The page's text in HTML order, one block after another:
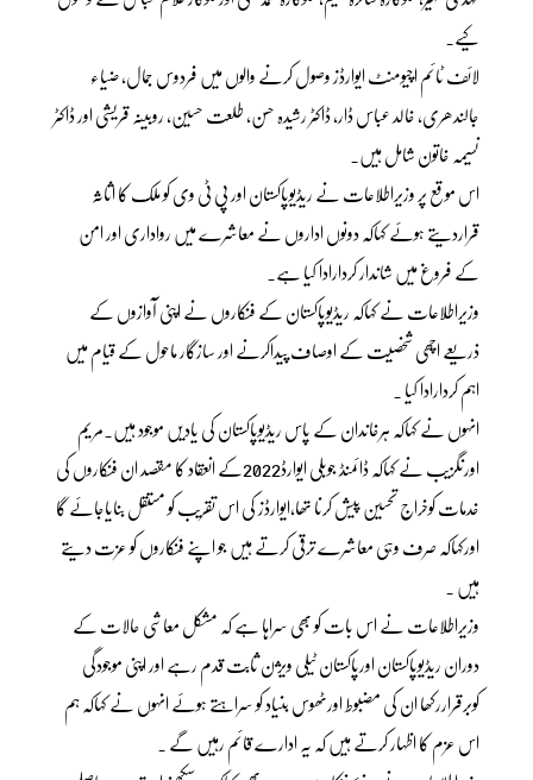
کیے۔
لائف ٹائم اچیومنٹ ایوارڈز وصول کرنے والوں میں فردوس جمال، ضیاء
جالندھری، خالد عباس ڈار، ڈاکٹر رشیدہ حسن، طلعت حسین، روبینہ قریشی اور ڈاکٹر
نسیمہ خاتون شامل ہیں۔
اس موقع پر وزیراطلاعات نے ریڈیوپاکستان اور پی ٹی وی کو ملک کا اثاثہ
قراردیتے ہوئے کہاکہ دونوں اداروں نے معاشرے میں رواداری اور امن
کے فروغ میں شاندار کردارادا کیا ہے۔
وزیراطلاعات نے کہاکہ ریڈیوپاکستان کے فنکاروں نے اپنی آوازوں کے
ذریعے اچھی شخصیت کے اوصاف پیداکرنے اور سازگار ماحول کے قیام میں
اہم کردارادا کیا ۔
انہوں نے کہاکہ ہرخاندان کے پاس ریڈیوپاکستان کی یادیں موجود ہیں۔مریم
اورنگزیب نے کہاکہ ڈائمنڈ جوبلی ایوارڈ2022کے انعقاد کا مقصد ان فنکاروں کی
خدمات کوخراج تحسین پیش کرنا تھا،ایوارڈز کی اس تقریب کو مستقل بنایاجائے گا
اورکہاکہ صرف وہی معاشرے ترقی کرتے ہیں جو اپنے فنکاروں کو عزت دیتے
ہیں ۔
وزیراطلاعات نے اس بات کو بھی سراہا ہے کہ مشکل معاشی حالات کے
دوران ریڈیوپاکستان اورپاکستان ٹیلی ویژن ثابت قدم رہے اور اپنی موجودگی
کوبرقراررکھا ان کی مضبوط اورٹھوس بنیاد کو سراہتے ہوئے انہوں نے کہاکہ ہم
اس عزم کا اظہار کرتے ہیں کہ یہ ادارے قائم رہیں گے ۔